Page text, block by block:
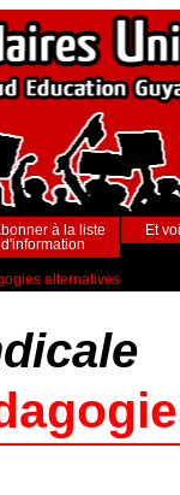
à la liste
d'information
Et
alternatives